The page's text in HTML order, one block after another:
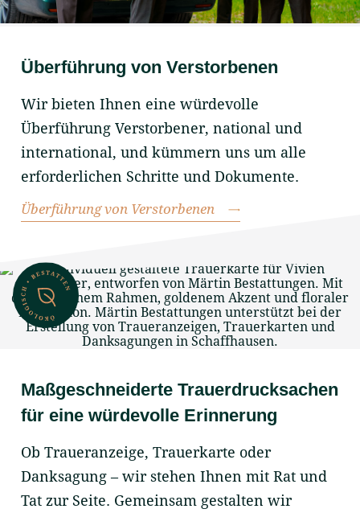
Überführung von Verstorbenen
Wir bieten Ihnen eine würdevolle
Überführung Verstorbener, national und
international, und kümmern uns um alle
erforderlichen Schritte und Dokumente.
Überführung von Verstorbenen
Maßgeschneiderte Trauerdrucksachen
für eine würdevolle Erinnerung
Ob Traueranzeige,Trauerkarte oder
Danksagung – wir stehen Ihnen mit Rat und
Tat zur Seite. Gemeinsam gestalten wir